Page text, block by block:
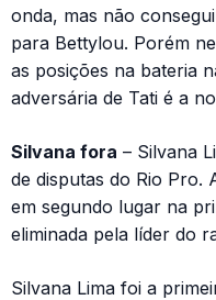
onda, mas não
para Bettylou. Porém
as posições na bateria
adversária de Tati é a
Silvana fora – Silvana
de disputas do Rio Pro.
em segundo lugar na
eliminada pela líder do
Silvana Lima foi a